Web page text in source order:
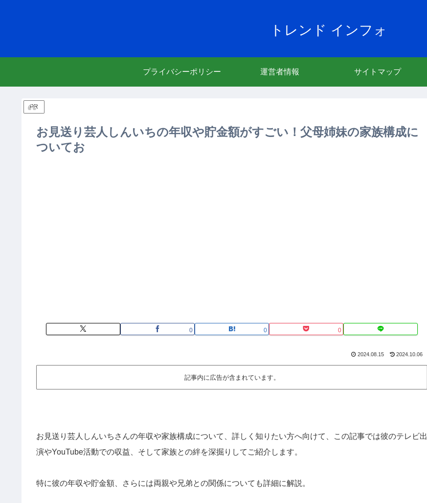
トレンド インフォ
プライバシーポリシー 運営者情報 サイトマップ
PR
お見送り芸人しんいちの年収や貯金額がすごい！父母姉妹の家族構成に
ついてお
0 0 0
2024.08.15 2024.10.06
記事内に広告が含まれています。
お見送り芸人しんいちさんの年収や家族構成について、詳しく知りたい方へ向けて、この記事では彼のテレビ出
演やYouTube活動での収益、そして家族との絆を深掘りしてご紹介します。
特に彼の年収や貯金額、さらには両親や兄弟との関係についても詳細に解説。